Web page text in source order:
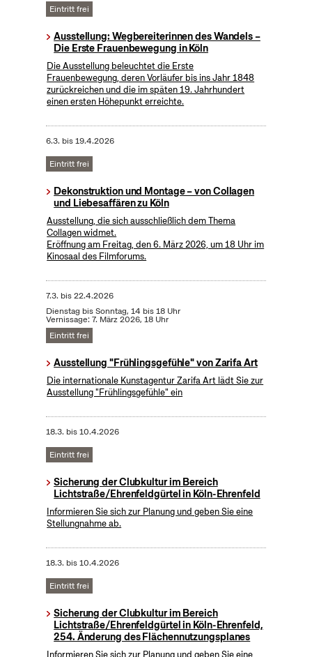
Eintritt frei
Ausstellung: Wegbereiterinnen des Wandels –
Die Erste Frauenbewegung in Köln
Die Ausstellung beleuchtet die Erste
Frauenbewegung, deren Vorläufer bis ins Jahr 1848
zurückreichen und die im späten 19. Jahrhundert
einen ersten Höhepunkt erreichte.
6.3. bis19.4.2026
Eintritt frei
Dekonstruktion und Montage – von Collagen
und Liebesaffären zu Köln
Ausstellung, die sich ausschließlich dem Thema
Collagen widmet.
Eröffnung am Freitag, den 6. März 2026, um 18 Uhr im
Kinosaal des Filmforums.
7.3. bis22.4.2026
Dienstag bis Sonntag, 14 bis 18 Uhr
Vernissage: 7. März 2026, 18 Uhr
Eintritt frei
Ausstellung "Frühlingsgefühle" von Zarifa Art
Die internationale Kunstagentur Zarifa Art lädt Sie zur
Ausstellung "Frühlingsgefühle" ein
18.3. bis10.4.2026
Eintritt frei
Sicherung der Clubkultur im Bereich
Lichtstraße/Ehrenfeldgürtel in Köln-Ehrenfeld
Informieren Sie sich zur Planung und geben Sie eine
Stellungnahme ab.
18.3. bis10.4.2026
Eintritt frei
Sicherung der Clubkultur im Bereich
Lichtstraße/Ehrenfeldgürtel in Köln-Ehrenfeld,
254. Änderung des Flächennutzungsplanes